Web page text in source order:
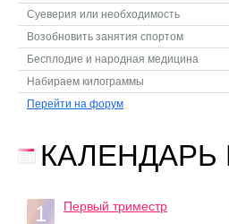
Суеверия или необходимость
Возобновить занятия спортом
Бесплодие и народная медицина
Набираем килограммы
Перейти на форум
1 Первый триместр